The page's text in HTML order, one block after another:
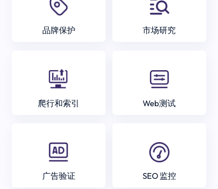
品牌保护 市场研究
爬行和索引 Web测试
广告验证 SEO 监控